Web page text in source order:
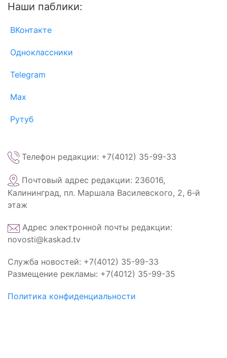
Наши паблики:
ВКонтакте
Одноклассники
Telegram
Max
Рутуб
Телефон редакции: +7(4012) 35-99-33
Почтовый адрес редакции: 236016,
Калининград, пл. Маршала Василевского, 2, 6‑й
этаж
Адрес электронной почты редакции:
novosti@kaskad.tv
Служба новостей: +7(4012) 35-99-33
Размещение рекламы: +7(4012) 35-99-35
Политика конфиденциальности